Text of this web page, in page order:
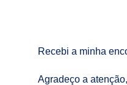
Recebi a minha
Agradeço a